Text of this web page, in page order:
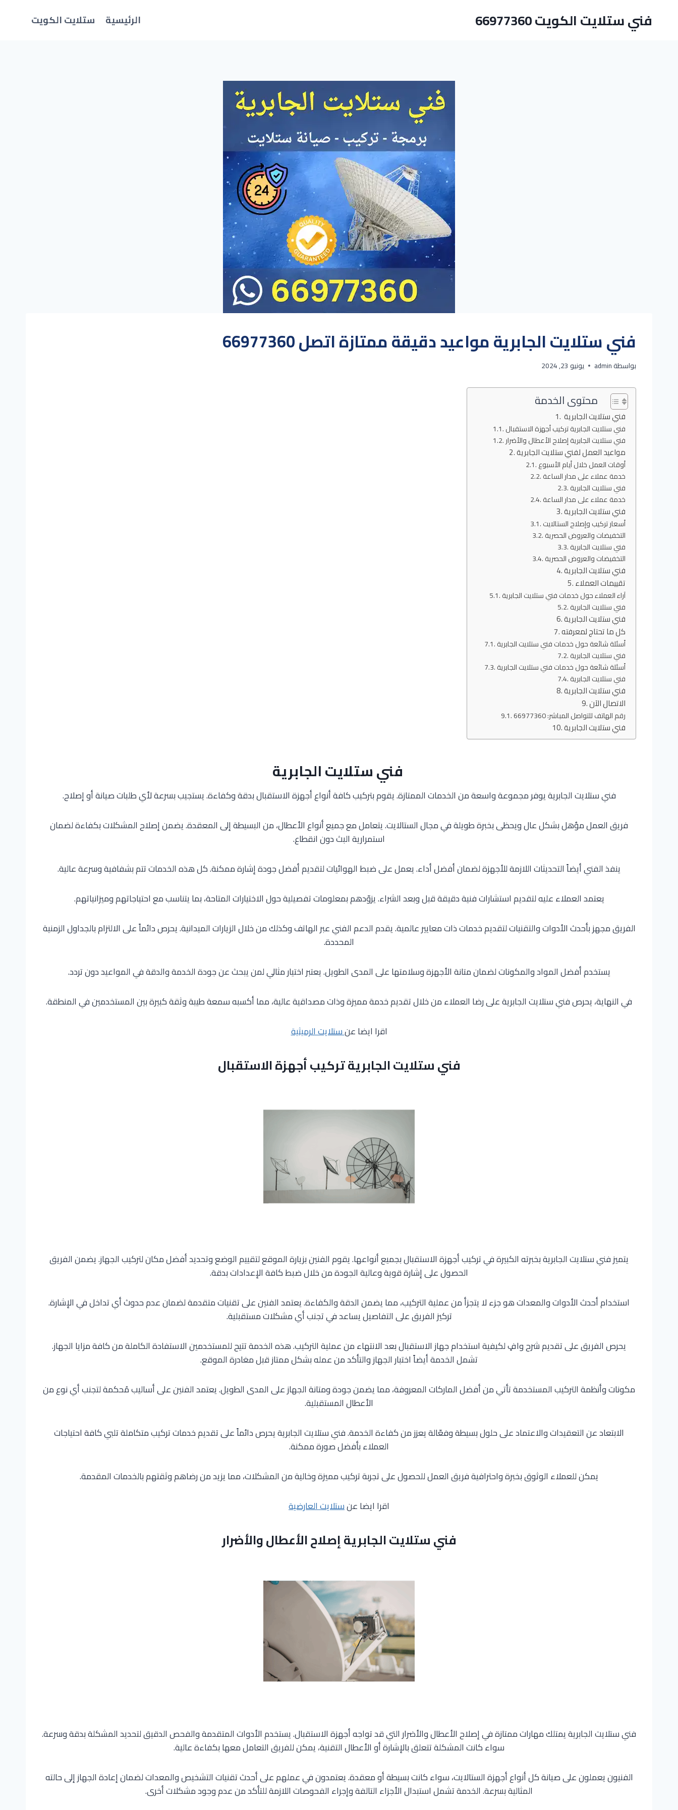
فني ستلايت الكويت 66977360 الرئيسية ستلايت الكويت
فني ستلايت الجابرية مواعيد دقيقة ممتازة اتصل 66977360
بواسطةadmin يونيو 23, 2024
محتوى الخدمة
فني ستلايت الجابرية
فني ستلايت الجابرية تركيب أجهزة الاستقبال
فني ستلايت الجابرية إصلاح الأعطال والأضرار
مواعيد العمل لفني ستلايت الجابرية
أوقات العمل خلال أيام الأسبوع
خدمة عملاء على مدار الساعة
فني ستلايت الجابرية
خدمة عملاء على مدار الساعة
فني ستلايت الجابرية
أسعار تركيب وإصلاح الستالايت
التخفيضات والعروض الحصرية
فني ستلايت الجابرية
التخفيضات والعروض الحصرية
فني ستلايت الجابرية
تقييمات العملاء
آراء العملاء حول خدمات فني ستلايت الجابرية
فني ستلايت الجابرية
فني ستلايت الجابرية
كل ما تحتاج لمعرفته
أسئلة شائعة حول خدمات فني ستلايت الجابرية
فني ستلايت الجابرية
أسئلة شائعة حول خدمات فني ستلايت الجابرية
فني ستلايت الجابرية
فني ستلايت الجابرية
الاتصال الآن
رقم الهاتف للتواصل المباشر: 66977360
فني ستلايت الجابرية
فني ستلايت الجابرية
فني ستلايت الجابرية يوفر مجموعة واسعة من الخدمات الممتازة. يقوم بتركيب كافة أنواع أجهزة الاستقبال بدقة وكفاءة. يستجيب بسرعة لأي طلبات صيانة أو إصلاح.
فريق العمل مؤهل بشكل عال ويحظى بخبرة طويلة في مجال الستالايت. يتعامل مع جميع أنواع الأعطال، من البسيطة إلى المعقدة. يضمن إصلاح المشكلات بكفاءة لضمان
استمرارية البث دون انقطاع.
ينفذ الفني أيضاً التحديثات اللازمة للأجهزة لضمان أفضل أداء. يعمل على ضبط الهوائيات لتقديم أفضل جودة إشارة ممكنة. كل هذه الخدمات تتم بشفافية وسرعة عالية.
يعتمد العملاء عليه لتقديم استشارات فنية دقيقة قبل وبعد الشراء. يزوّدهم بمعلومات تفصيلية حول الاختيارات المتاحة، بما يتناسب مع احتياجاتهم وميزانياتهم.
الفريق مجهز بأحدث الأدوات والتقنيات لتقديم خدمات ذات معايير عالمية. يقدم الدعم الفني عبر الهاتف وكذلك من خلال الزيارات الميدانية. يحرص دائماً على الالتزام بالجداول الزمنية
المحددة.
يستخدم أفضل المواد والمكونات لضمان متانة الأجهزة وسلامتها على المدى الطويل. يعتبر اختيار مثالي لمن يبحث عن جودة الخدمة والدقة في المواعيد دون تردد.
في النهاية، يحرص فني ستلايت الجابرية على رضا العملاء من خلال تقديم خدمة مميزة وذات مصداقية عالية، مما أكسبه سمعة طيبة وثقة كبيرة بين المستخدمين في المنطقة.
اقرا ايضا عنستلايت الرميثية
فني ستلايت الجابرية تركيب أجهزة الاستقبال
يتميز فني ستلايت الجابرية بخبرته الكبيرة في تركيب أجهزة الاستقبال بجميع أنواعها. يقوم الفنين بزيارة الموقع لتقييم الوضع وتحديد أفضل مكان لتركيب الجهاز. يضمن الفريق
الحصول على إشارة قوية وعالية الجودة من خلال ضبط كافة الإعدادات بدقة.
استخدام أحدث الأدوات والمعدات هو جزء لا يتجزأ من عملية التركيب، مما يضمن الدقة والكفاءة. يعتمد الفنين على تقنيات متقدمة لضمان عدم حدوث أي تداخل في الإشارة.
تركيز الفريق على التفاصيل يساعد في تجنب أي مشكلات مستقبلية.
يحرص الفريق على تقديم شرح وافٍ لكيفية استخدام جهاز الاستقبال بعد الانتهاء من عملية التركيب. هذه الخدمة تتيح للمستخدمين الاستفادة الكاملة من كافة مزايا الجهاز.
تشمل الخدمة أيضاً اختبار الجهاز والتأكد من عمله بشكل ممتاز قبل مغادرة الموقع.
مكونات وأنظمة التركيب المستخدمة تأتي من أفضل الماركات المعروفة، مما يضمن جودة ومتانة الجهاز على المدى الطويل. يعتمد الفنين على أساليب مُحكمة لتجنب أي نوع من
الأعطال المستقبلية.
الابتعاد عن التعقيدات والاعتماد على حلول بسيطة وفعّالة يعزز من كفاءة الخدمة. فني ستلايت الجابرية يحرص دائماً على تقديم خدمات تركيب متكاملة تلبي كافة احتياجات
العملاء بأفضل صورة ممكنة.
يمكن للعملاء الوثوق بخبرة واحترافية فريق العمل للحصول على تجربة تركيب مميزة وخالية من المشكلات، مما يزيد من رضاهم وثقتهم بالخدمات المقدمة.
اقرا ايضا عنستلايت العارضية
فني ستلايت الجابرية إصلاح الأعطال والأضرار
فني ستلايت الجابرية يمتلك مهارات ممتازة في إصلاح الأعطال والأضرار التي قد تواجه أجهزة الاستقبال. يستخدم الأدوات المتقدمة والفحص الدقيق لتحديد المشكلة بدقة وسرعة.
سواء كانت المشكلة تتعلق بالإشارة أو الأعطال التقنية، يمكن للفريق التعامل معها بكفاءة عالية.
الفنيون يعملون على صيانة كل أنواع أجهزة الستالايت، سواء كانت بسيطة أو معقدة. يعتمدون في عملهم على أحدث تقنيات التشخيص والمعدات لضمان إعادة الجهاز إلى حالته
المثالية بسرعة. الخدمة تشمل استبدال الأجزاء التالفة وإجراء الفحوصات اللازمة للتأكد من عدم وجود مشكلات أخرى.